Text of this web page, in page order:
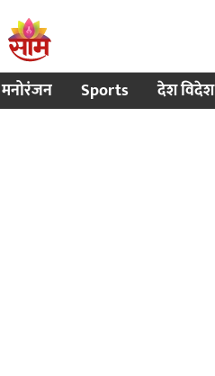
मनोरंजन Sports देश विदेश